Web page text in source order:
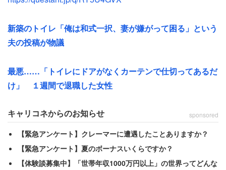
ともありました。自分の家のように当たり前の顔をしてト
イレを使用する様子は、とても不快でした」
コンビニは住宅街の中にあった。店舗の外にゴミ箱が設置
してあり、近所の人が深夜にペットボトルや缶などの家庭
多かったという。
トイレの使い方も悪かった。特に男性客が汚し、床や便器
はいつも濡れている状態だった。こんなこともあった。
新築のトイレ「俺は和式一択、妻が嫌がって困る」という
夫の投稿が物議
最悪……「トイレにドアがなくカーテンで仕切ってあるだ
け」 １週間で退職した女性
キャリコネからのお知らせ sponsored
【緊急アンケート】クレーマーに遭遇したことありますか？
【緊急アンケート】夏のボーナスいくらですか？
【体験談募集中】「世帯年収1000万円以上」の世界ってどんな